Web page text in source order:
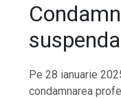
Pe 28 ianuarie
condamnarea